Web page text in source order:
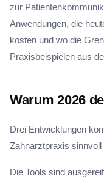
zur
Anwendungen, die
kosten und wo die
Praxisbeispielen aus
Warum 2026
Drei Entwicklungen
Zahnarztpraxis sinnvoll
Die Tools sind